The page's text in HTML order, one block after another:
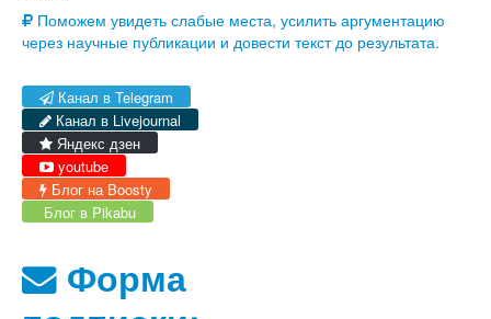
Поможем увидеть слабые места, усилить аргументацию
через научные публикации и довести текст до результата.
Канал в Telegram
Канал в Livejournal
Яндекс дзен
youtube
Блог на Boosty
Блог в Pikabu
Форма